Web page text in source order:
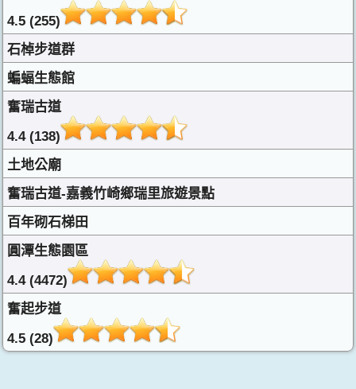
4.5 (255)
石棹步道群
蝙蝠生態館
奮瑞古道
4.4 (138)
土地公廟
奮瑞古道-嘉義竹崎鄉瑞里旅遊景點
百年砌石梯田
圓潭生態園區
4.4 (4472)
奮起步道
4.5 (28)